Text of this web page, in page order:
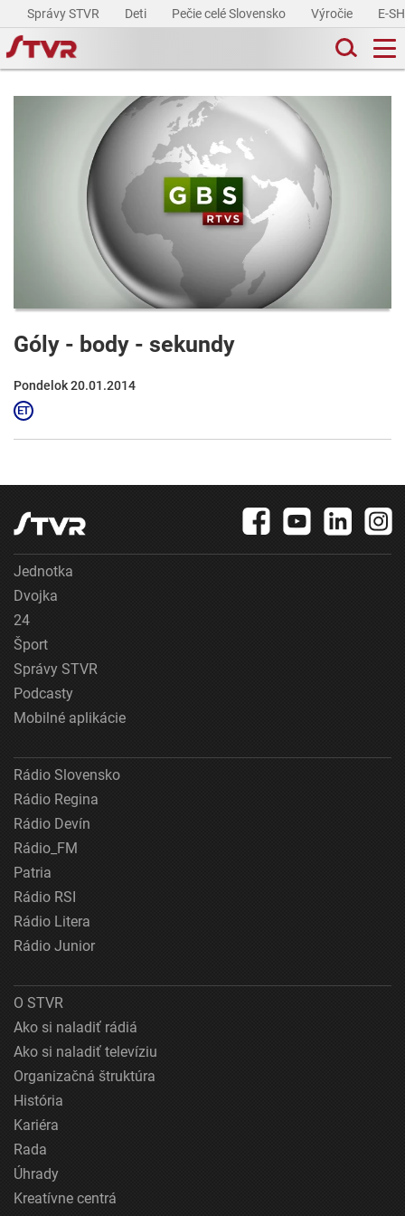
Správy STVR Deti Pečie celé Slovensko Výročie E-
Góly - body - sekundy
Pondelok 20.01.2014
Jednotka
Dvojka
24
Šport
Správy STVR
Podcasty
Mobilné aplikácie
Rádio Slovensko
Rádio Regina
Rádio Devín
Rádio_FM
Patria
Rádio RSI
Rádio Litera
Rádio Junior
O STVR
Ako si naladiť rádiá
Ako si naladiť televíziu
Organizačná štruktúra
História
Kariéra
Rada
Úhrady
Kreatívne centrá